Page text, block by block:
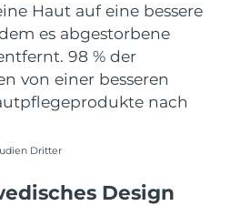
Haut auf eine bessere
es abgestorbene
98 % der
von einer besseren
nach
Dritter
Design